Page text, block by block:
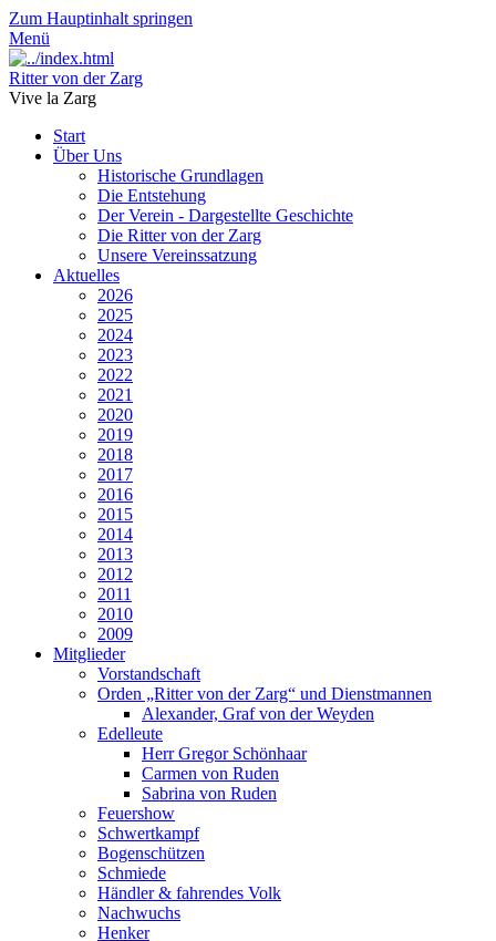
Zum Hauptinhalt springen
Menü
Ritter von der Zarg
Vive la Zarg
Start
Über Uns
Historische Grundlagen
Die Entstehung
Der Verein - Dargestellte Geschichte
Die Ritter von der Zarg
Unsere Vereinssatzung
Aktuelles
2026
2025
2024
2023
2022
2021
2020
2019
2018
2017
2016
2015
2014
2013
2012
2011
2010
2009
Mitglieder
Vorstandschaft
Orden „Ritter von der Zarg“ und Dienstmannen
Alexander, Graf von der Weyden
Edelleute
Herr Gregor Schönhaar
Carmen von Ruden
Sabrina von Ruden
Feuershow
Schwertkampf
Bogenschützen
Schmiede
Händler & fahrendes Volk
Nachwuchs
Henker